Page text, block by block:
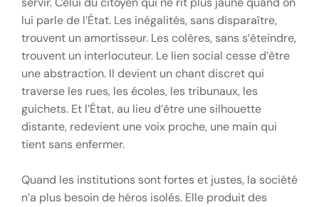
lui parle de l’État. Les inégalités, sans disparaître,
trouvent un amortisseur. Les colères, sans s’éteindre,
trouvent un interlocuteur. Le lien social cesse d’être
une abstraction. Il devient un chant discret qui
traverse les rues, les écoles, les tribunaux, les
guichets. Et l’État, au lieu d’être une silhouette
distante, redevient une voix proche, une main qui
tient sans enfermer.
Quand les institutions sont fortes et justes, la société
n’a plus besoin de héros isolés. Elle produit des